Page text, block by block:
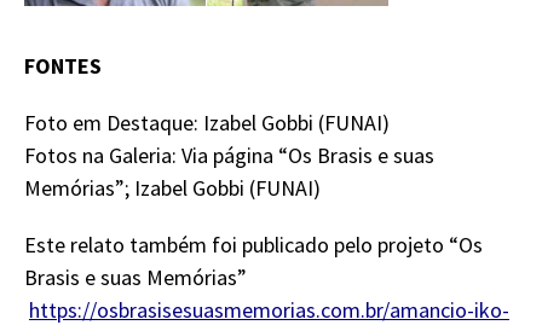
FONTES
Foto em Destaque: Izabel Gobbi (FUNAI)
Fotos na Galeria: Via página “Os Brasis e suas
Memórias”; Izabel Gobbi (FUNAI)
Este relato também foi publicado pelo projeto “Os
Brasis e suas Memórias”
https://osbrasisesuasmemorias.com.br/amancio-iko-